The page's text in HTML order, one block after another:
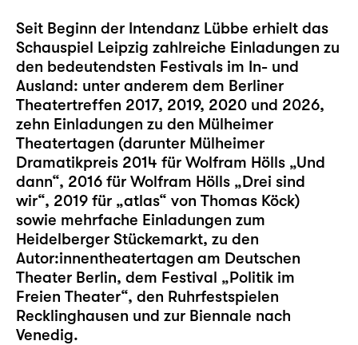
Seit Beginn der Intendanz Lübbe erhielt das
Schauspiel Leipzig zahlreiche Einladungen zu
den bedeutendsten Festivals im In- und
Ausland: unter anderem dem Berliner
Theatertreffen 2017, 2019, 2020 und 2026,
zehn Einladungen zu den Mülheimer
Theatertagen (darunter Mülheimer
Dramatikpreis 2014 für Wolfram Hölls „Und
dann“, 2016 für Wolfram Hölls „Drei sind
wir“, 2019 für „atlas“ von Thomas Köck)
sowie mehrfache Einladungen zum
Heidelberger Stückemarkt, zu den
Autor:innentheatertagen am Deutschen
Theater Berlin, dem Festival „Politik im
Freien Theater“, den Ruhrfestspielen
Recklinghausen und zur Biennale nach
Venedig.